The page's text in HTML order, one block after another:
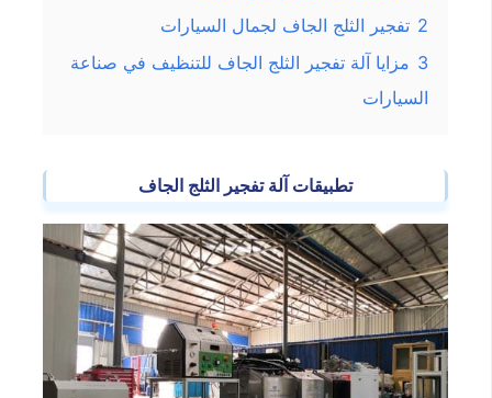
2 تفجير الثلج الجاف لجمال السيارات
3 مزايا آلة تفجير الثلج الجاف للتنظيف في صناعة
السيارات
تطبيقات آلة تفجير الثلج الجاف